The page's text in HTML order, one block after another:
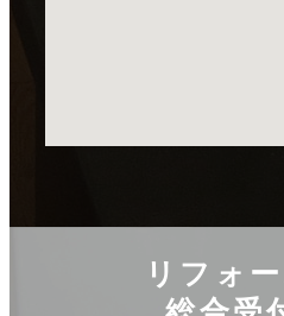
リフォ